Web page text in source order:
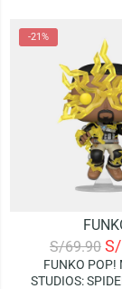
-21%
S/69.90 S/
FUNKO POP!
STUDIOS: